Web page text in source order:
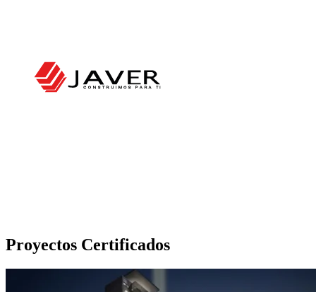
Proyectos Certificados